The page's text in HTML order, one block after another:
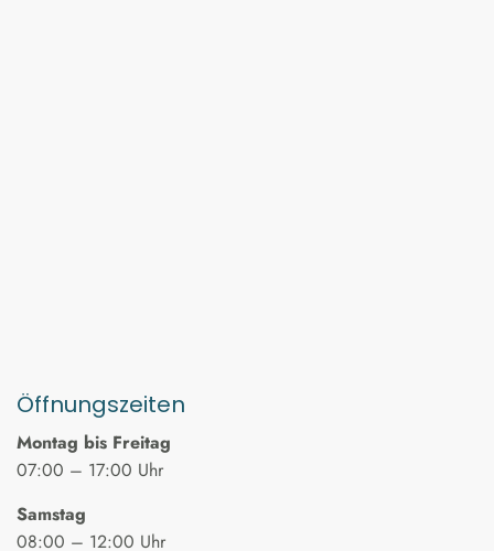
Öffnungszeiten
Montag bis Freitag
07:00 – 17:00 Uhr
Samstag
08:00 – 12:00 Uhr